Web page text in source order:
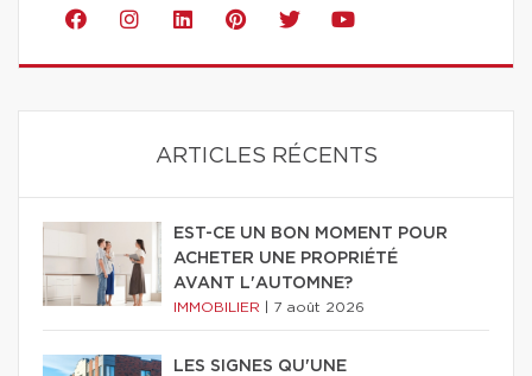
ARTICLES RÉCENTS
EST-CE UN BON MOMENT POUR
ACHETER UNE PROPRIÉTÉ
AVANT L'AUTOMNE?
IMMOBILIER 7 août 2026
LES SIGNES QU'UNE